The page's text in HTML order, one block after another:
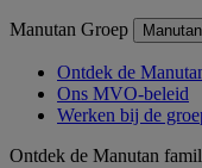
Manutan Groep
Ontdek de
Ons MVO-beleid
Werken bij de
Ontdek de Manutan